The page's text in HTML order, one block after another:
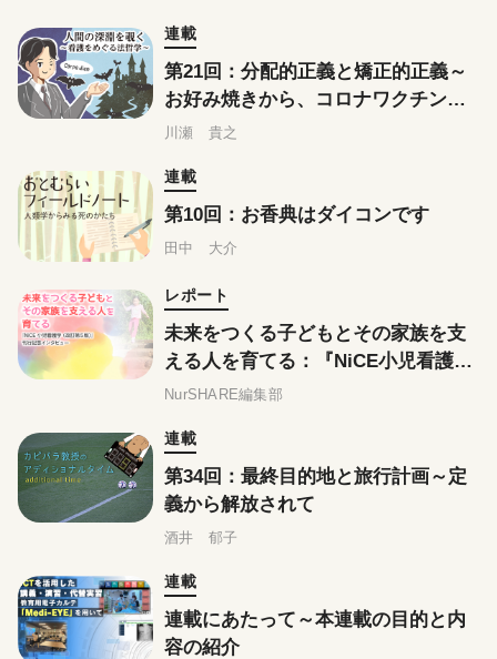
連載
第21回：分配的正義と矯正的正義～
お好み焼きから、コロナワクチン、
戦争犯罪の賠償まで～
川瀬 貴之
連載
第10回：お香典はダイコンです
田中 大介
レポート
未来をつくる子どもとその家族を支
える人を育てる：『NiCE小児看護学
(改訂第５版) 』刊行記念インタビュ
NurSHARE編集部
連載
第34回：最終目的地と旅行計画～定
義から解放されて
酒井 郁子
連載
連載にあたって～本連載の目的と内
容の紹介